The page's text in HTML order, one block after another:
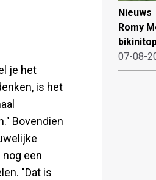
je het
is het
Bovendien
nog een
"Dat is
Nieuws
Romy
07-08-